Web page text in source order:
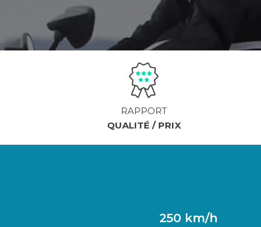
RAPPORT
QUALITÉ / PRIX
250 km/h